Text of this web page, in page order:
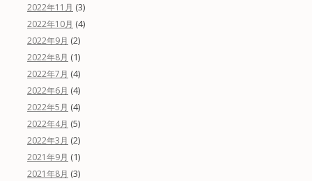
2022年11月 (3)
2022年10月 (4)
2022年9月 (2)
2022年8月 (1)
2022年7月 (4)
2022年6月 (4)
2022年5月 (4)
2022年4月 (5)
2022年3月 (2)
2021年9月 (1)
2021年8月 (3)